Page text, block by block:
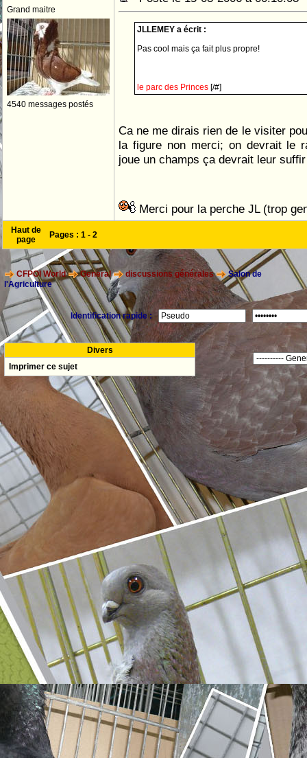
Grand maitre
4540 messages postés
JLLEMEY a écrit :
Pas cool mais ça fait plus propre!
le parc des Princes [/#]
Ca ne me dirais rien de le visiter
la figure non merci; on devrait le
joue un champs ça devrait leur
Merci pour la perche JL (trop
Haut de
page
Pages : 1 - 2
CFPOI World General discussions générales
Salon de
l'Agriculture
Identification rapide :
Divers
Imprimer ce sujet